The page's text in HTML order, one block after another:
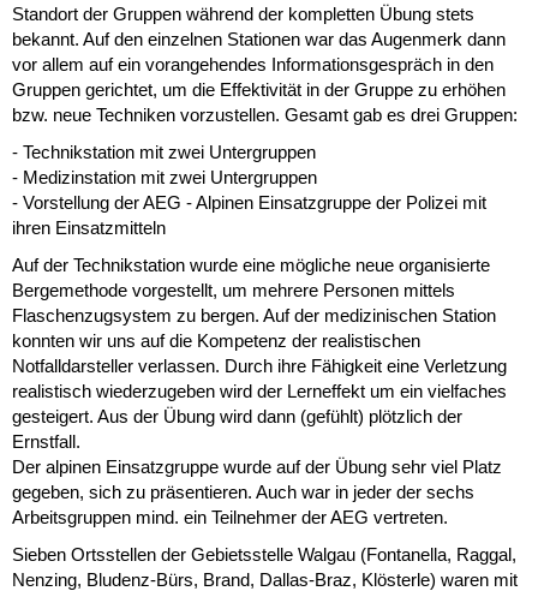
Standort der Gruppen während der kompletten Übung stets
bekannt. Auf den einzelnen Stationen war das Augenmerk dann
vor allem auf ein vorangehendes Informationsgespräch in den
Gruppen gerichtet, um die Effektivität in der Gruppe zu erhöhen
bzw. neue Techniken vorzustellen. Gesamt gab es drei Gruppen:
- Technikstation mit zwei Untergruppen
- Medizinstation mit zwei Untergruppen
- Vorstellung der AEG - Alpinen Einsatzgruppe der Polizei mit
ihren Einsatzmitteln
Auf der Technikstation wurde eine mögliche neue organisierte
Bergemethode vorgestellt, um mehrere Personen mittels
Flaschenzugsystem zu bergen. Auf der medizinischen Station
konnten wir uns auf die Kompetenz der realistischen
Notfalldarsteller verlassen. Durch ihre Fähigkeit eine Verletzung
realistisch wiederzugeben wird der Lerneffekt um ein vielfaches
gesteigert. Aus der Übung wird dann (gefühlt) plötzlich der
Ernstfall.
Der alpinen Einsatzgruppe wurde auf der Übung sehr viel Platz
gegeben, sich zu präsentieren. Auch war in jeder der sechs
Arbeitsgruppen mind. ein Teilnehmer der AEG vertreten.
Sieben Ortsstellen der Gebietsstelle Walgau (Fontanella, Raggal,
Nenzing, Bludenz-Bürs, Brand, Dallas-Braz, Klösterle) waren mit